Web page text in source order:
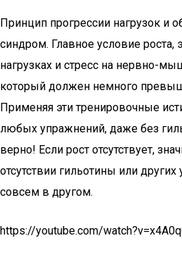
Принцип прогрессии нагрузок и
синдром. Главное условие роста,
нагрузках и стресс на нервно-
который должен немного
Применяя эти тренировочные
любых упражнений, даже без
верно! Если рост отсутствует,
отсутствии гильотины или
совсем в другом.
https://youtube.com/